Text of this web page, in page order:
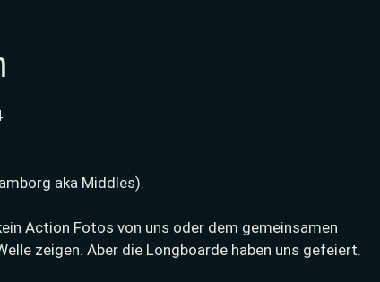
aka Middles).
Action Fotos von uns oder dem gemeinsamen
zeigen. Aber die Longboarde haben uns gefeiert.